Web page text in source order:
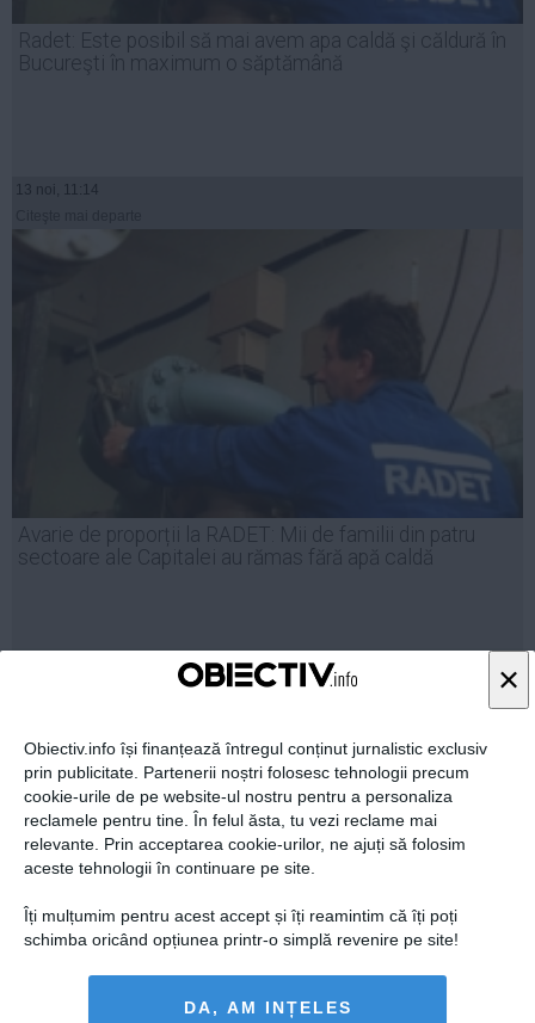
×
Obiectiv.info își finanțează întregul conținut jurnalistic exclusiv
prin publicitate. Partenerii noștri folosesc tehnologii precum
cookie-urile de pe website-ul nostru pentru a personaliza
reclamele pentru tine. În felul ăsta, tu vezi reclame mai
relevante. Prin acceptarea cookie-urilor, ne ajuți să folosim
aceste tehnologii în continuare pe site.
Îți mulțumim pentru acest accept și îți reamintim că îți poți
schimba oricând opțiunea printr-o simplă revenire pe site!
DA, AM INȚELES
Radet: Este posibil să mai avem apa caldă şi căldură în
Bucureşti în maximum o săptămână
13 noi, 11:14
Avarie de proporții la RADET: Mii de familii din patru
sectoare ale Capitalei au rămas fără apă caldă